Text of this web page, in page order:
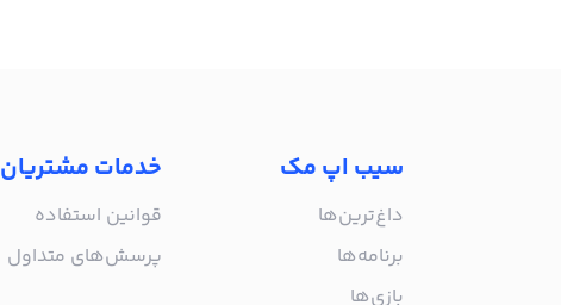
سیب اپ مک
داغ‌ترین‌ها
برنامه‌ها
بازی‌ها
خدمات مشتریان
قوانین استفاده
پرسش‌های متداول